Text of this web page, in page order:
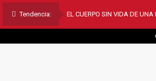
Tendencia: EL CUERPO SIN VIDA DE